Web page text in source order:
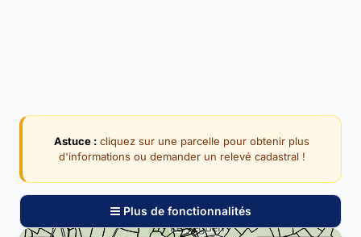
Astuce : cliquez sur une parcelle pour obtenir plus
d'informations ou demander un relevé cadastral !
Plus de fonctionnalités